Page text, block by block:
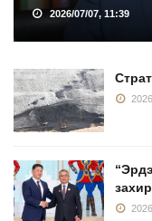
2026/07/07, 11:39